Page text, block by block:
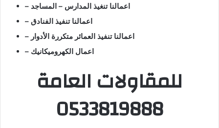
– اعمالنا تنغيذ المدارس – المساجد
– اعمالنا تنفيذ الفنادق
– اعمالنا تنفيذ العمائر متكررة الأدوار
– اعمال الكهروميكانيك
للمقاولات العامة
0533819888